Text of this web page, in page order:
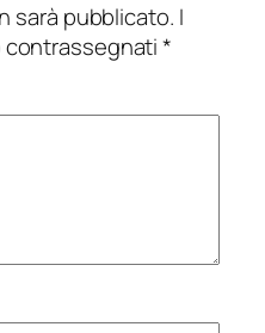
sarà pubblicato. I
contrassegnati*